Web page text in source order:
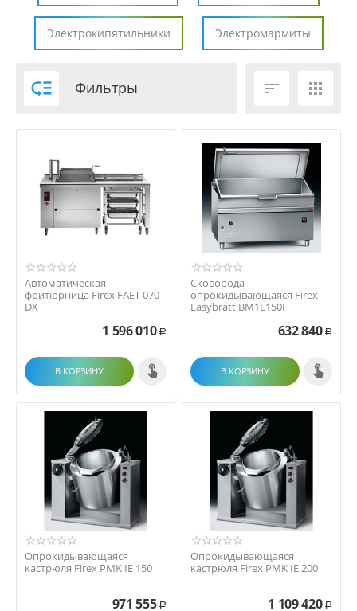
Электрокипятильники Электромармиты
 Фильтры  
Автоматическая
фритюрница Firex FAET 070
DX
1 596 010 Р
В КОРЗИНУ
Сковорода
опрокидывающаяся Firex
Easybratt BM1E150I
632 840 Р
В КОРЗИНУ
Опрокидывающаяся
кастрюля Firex PMK IE 150
971 555 Р
Опрокидывающаяся
кастрюля Firex PMK IE 200
1 109 420 Р